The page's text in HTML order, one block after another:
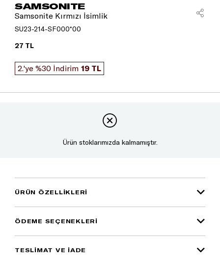
SAMSONITE
Samsonite Kırmızı İsimlik
SU23-214-SF000*00
27 TL
2.'ye %30 İndirim 19 TL
Ürün stoklarımızda kalmamıştır.
ÜRÜN ÖZELLIKLERI
ÖDEME SEÇENEKLERI
TESLİMAT VE İADE